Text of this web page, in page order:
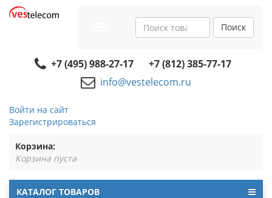
navigation
Поиск
+7 (495) 988-27-17
+7 (812) 385-77-17
info@vestelecom.ru
Войти на сайт
Зарегистрироваться
Корзина:
Корзина пуста
КАТАЛОГ ТОВАРОВ